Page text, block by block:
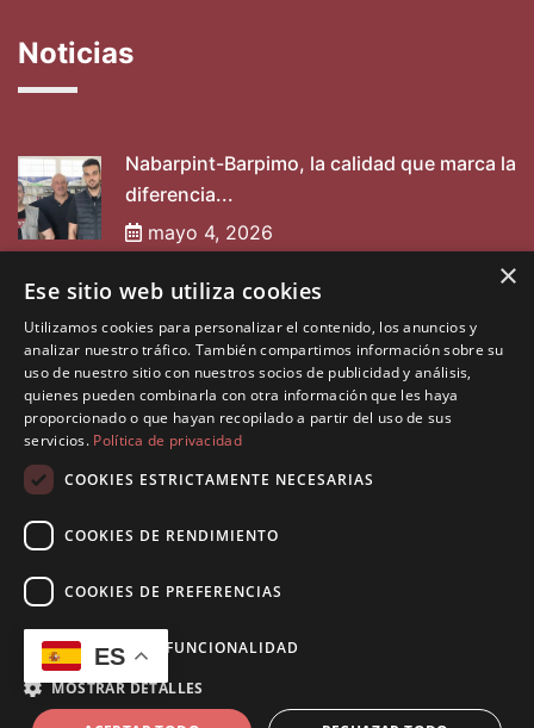
Noticias
Nabarpint-Barpimo, la calidad que marca la
diferencia...
mayo 4, 2026
mayo 2, 2025
©2026 Diseñado por
reservados.
Política de Privacidad
Aviso Legal
ES
×
Ese sitio web utiliza cookies
Utilizamos cookies para personalizar el contenido, los anuncios y
analizar nuestro tráfico. También compartimos información sobre su
uso de nuestro sitio con nuestros socios de publicidad y análisis,
quienes pueden combinarla con otra información que les haya
proporcionado o que hayan recopilado a partir del uso de sus
servicios. Política de privacidad
COOKIES ESTRICTAMENTE NECESARIAS
COOKIES DE RENDIMIENTO
COOKIES DE PREFERENCIAS
COOKIES DE FUNCIONALIDAD
MOSTRAR DETALLES